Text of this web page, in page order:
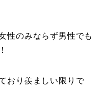
性のみならず男性でも
おり羨ましい限りで